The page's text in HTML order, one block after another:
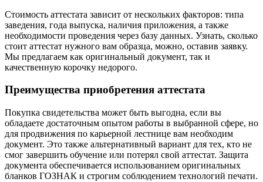
Стоимость аттестата зависит от нескольких факторов: типа
заведения, года выпуска, наличия приложения, а также
необходимости проведения через базу данных. Узнать, сколько
стоит аттестат нужного вам образца, можно, оставив заявку.
Мы предлагаем как оригинальный документ, так и
качественную корочку недорого.
Преимущества приобретения аттестата
Покупка свидетельства может быть выгодна, если вы
обладаете достаточным опытом работы в выбранной сфере, но
для продвижения по карьерной лестнице вам необходим
документ. Это также альтернативный вариант для тех, кто не
смог завершить обучение или потерял свой аттестат. Защита
документа обеспечивается использованием оригинальных
бланков ГОЗНАК и строгим соблюдением технологий печати.